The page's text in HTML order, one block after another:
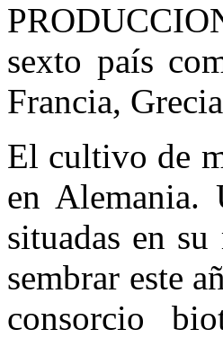
sexto país
Francia,
El cultivo de
en Alemania.
situadas en
sembrar este
consorcio